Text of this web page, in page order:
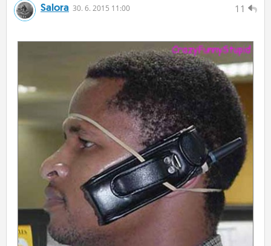
11
Salora 30. 6. 2015 11:00